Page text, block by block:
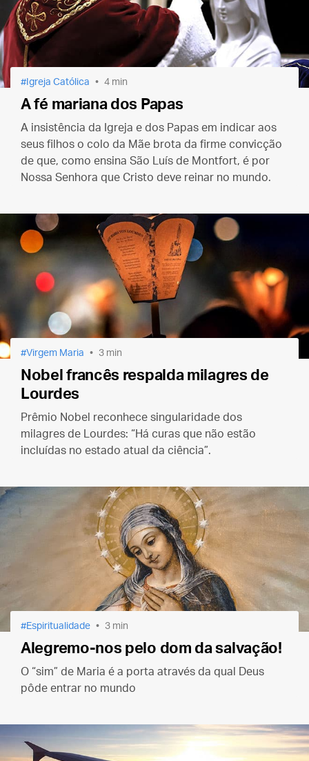
Igreja Católica 4 min
A fé mariana dos Papas
A insistência da Igreja e dos Papas em indicar aos
seus filhos o colo da Mãe brota da firme convicção
de que, como ensina São Luís de Montfort, é por
Nossa Senhora que Cristo deve reinar no mundo.
Virgem Maria 3 min
Nobel francês respalda milagres de
Lourdes
Prêmio Nobel reconhece singularidade dos
milagres de Lourdes: “Há curas que não estão
incluídas no estado atual da ciência”.
Espiritualidade 3 min
Alegremo-nos pelo dom da salvação!
O “sim” de Maria é a porta através da qual Deus
pôde entrar no mundo